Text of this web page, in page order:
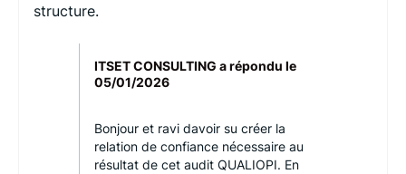
structure.
ITSET CONSULTING a répondu le
05/01/2026
Bonjour et ravi davoir su créer la
relation de confiance nécessaire au
résultat de cet audit QUALIOPI. En